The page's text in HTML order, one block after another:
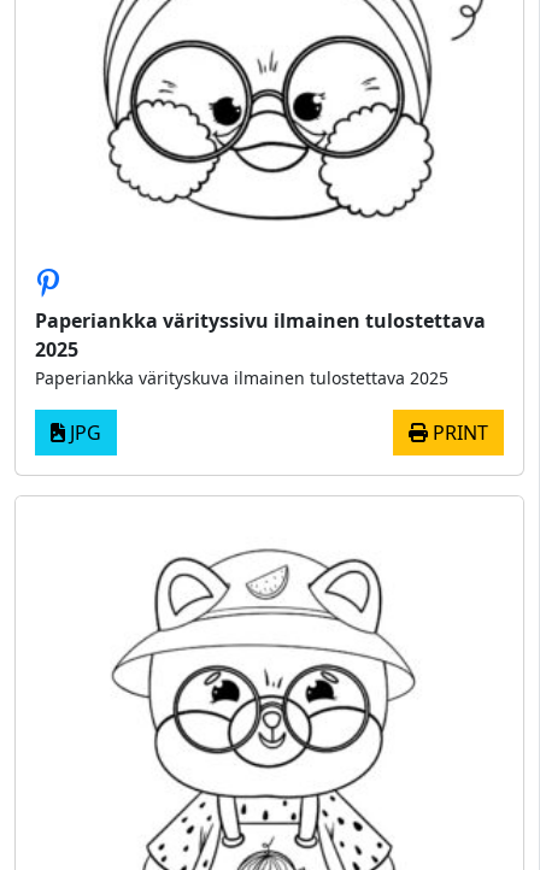
Paperiankka värityssivu ilmainen tulostettava
2025
Paperiankka värityskuva ilmainen tulostettava 2025
JPG PRINT